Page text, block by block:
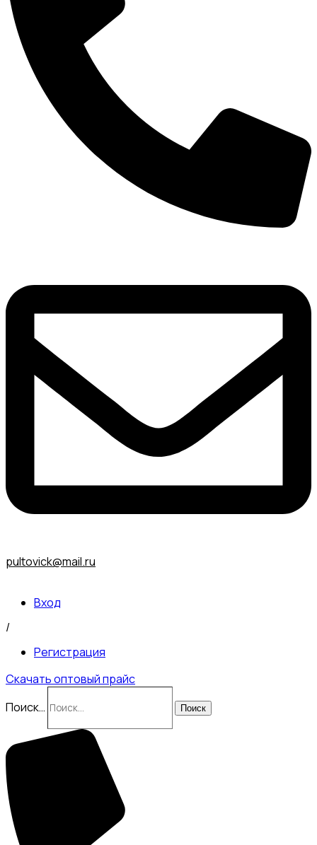
pultovick@mail.ru
Вход
/
Регистрация
Скачать оптовый прайс
Поиск…
Поиск